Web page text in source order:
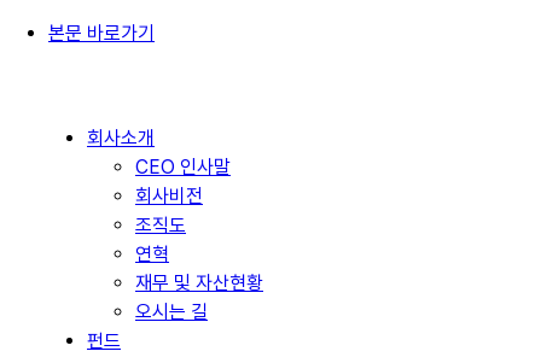
본문 바로가기
회사소개
CEO 인사말
회사비전
조직도
연혁
재무 및 자산현황
오시는 길
펀드